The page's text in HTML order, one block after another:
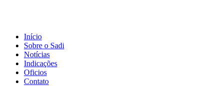
Início
Sobre o Sadi
Notícias
Indicações
Oficios
Contato